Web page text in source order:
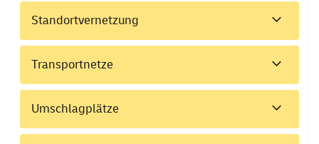
Standortvernetzung
Transportnetze
Umschlagplätze